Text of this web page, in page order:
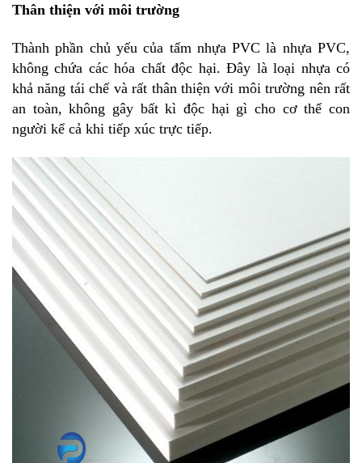
Thân thiện với môi trường
Thành phần chủ yếu của tấm nhựa PVC là nhựa PVC,
không chứa các hóa chất độc hại. Đây là loại nhựa có
khả năng tái chế và rất thân thiện với môi trường nên rất
an toàn, không gây bất kì độc hại gì cho cơ thể con
người kể cả khi tiếp xúc trực tiếp.